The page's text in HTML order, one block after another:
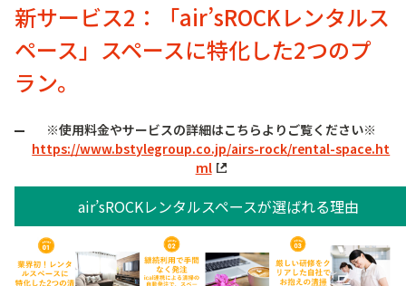
新サービス2：「air’sROCKレンタルス
ペース」スペースに特化した2つのプ
ラン。
※使用料金やサービスの詳細はこちらよりご覧ください※
https://www.bstylegroup.co.jp/airs-rock/rental-space.ht
ml
air’sROCKレンタルスペースが選ばれる理由